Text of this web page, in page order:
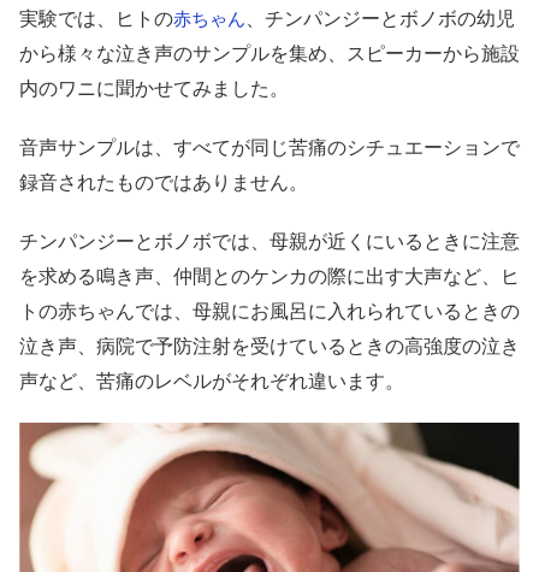
実験では、ヒトの赤ちゃん、チンパンジーとボノボの幼児
から様々な泣き声のサンプルを集め、スピーカーから施設
内のワニに聞かせてみました。
音声サンプルは、すべてが同じ苦痛のシチュエーションで
録音されたものではありません。
チンパンジーとボノボでは、母親が近くにいるときに注意
を求める鳴き声、仲間とのケンカの際に出す大声など、ヒ
トの赤ちゃんでは、母親にお風呂に入れられているときの
泣き声、病院で予防注射を受けているときの高強度の泣き
声など、苦痛のレベルがそれぞれ違います。